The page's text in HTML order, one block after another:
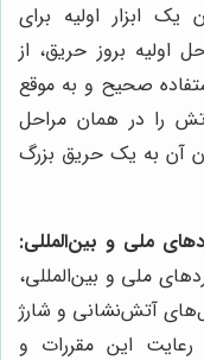
ابزار اولیه برای
اولیه بروز حریق، از
صحیح و به موقع
را در همان مراحل
آن به یک حریق بزرگ
ملی و بین‌المللی:
ملی و بین‌المللی،
آتش‌نشانی و شارژ
رعایت این مقررات و